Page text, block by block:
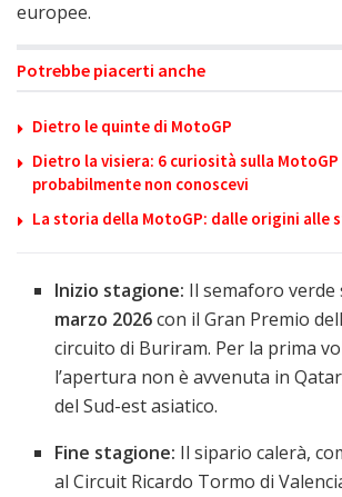
europee.
Potrebbe piacerti anche
Dietro le quinte di MotoGP
Dietro la visiera: 6 curiosità sulla MotoGP
probabilmente non conoscevi
La storia della MotoGP: dalle origini alle
Inizio stagione: Il semaforo verde
marzo 2026con il Gran Premio
circuito di Buriram. Per la prima
l’apertura non è avvenuta in
del Sud-est asiatico.
Fine stagione: Il sipario calerà,
al Circuit Ricardo Tormo di